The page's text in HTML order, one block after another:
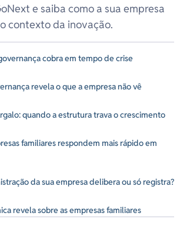
cobra em tempo de crise
revela o que a empresa não vê
quando a estrutura trava o crescimento
familiares respondem mais rápido em
da sua empresa delibera ou só registra?
revela sobre as empresas familiares
e saiba como a sua empresa
contexto da inovação.